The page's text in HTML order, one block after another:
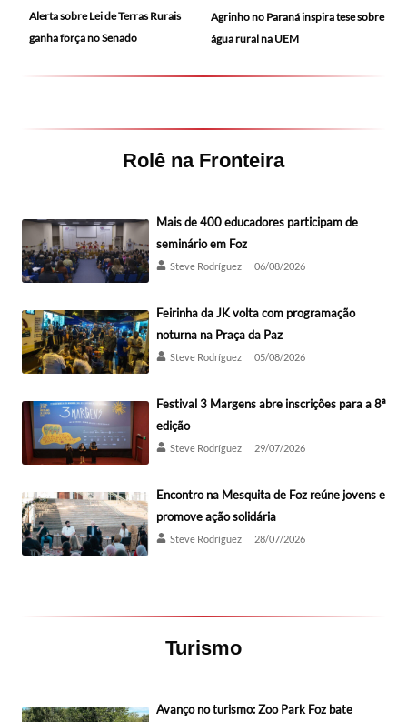
Alerta sobre Lei de Terras Rurais
ganha força no Senado
Agrinho no Paraná inspira tese sobre
água rural na UEM
Rolê na Fronteira
Mais de 400 educadores participam de
seminário em Foz
Steve Rodríguez 06/08/2026
Feirinha da JK volta com programação
noturna na Praça da Paz
Steve Rodríguez 05/08/2026
Festival 3 Margens abre inscrições para a 8ª
edição
Steve Rodríguez 29/07/2026
Encontro na Mesquita de Foz reúne jovens e
promove ação solidária
Steve Rodríguez 28/07/2026
Turismo
Avanço no turismo: Zoo Park Foz bate